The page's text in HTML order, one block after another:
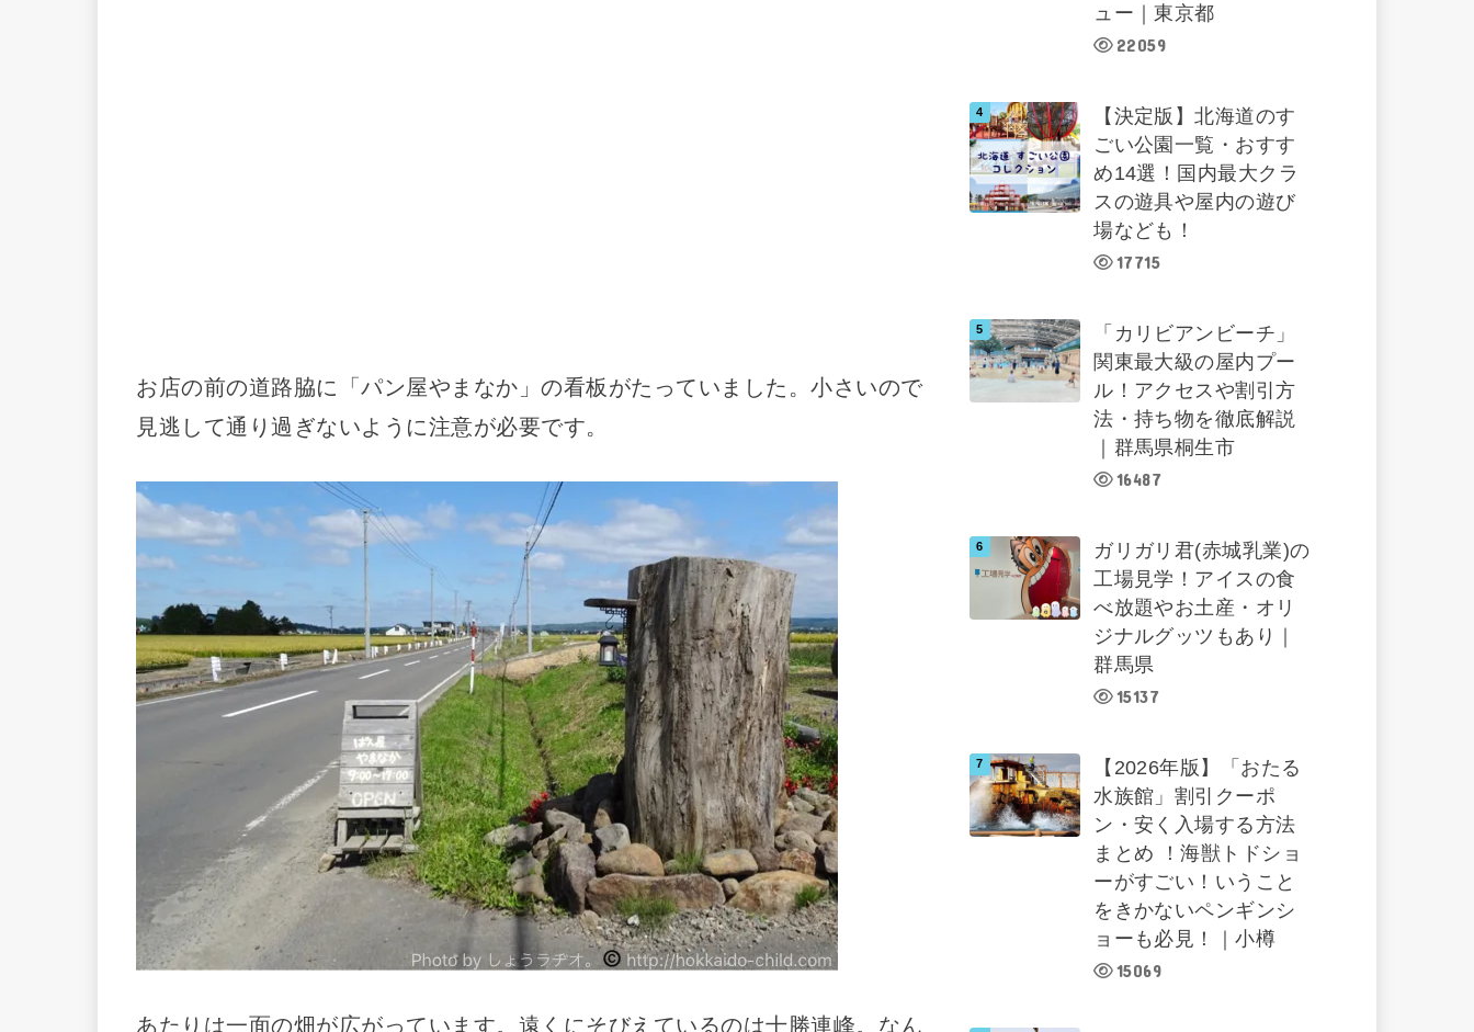
お店の前の道路脇に「パン屋やまなか」の看板がたっていました。小さいので
見逃して通り過ぎないように注意が必要です。
あたりは一面の畑が広がっています。遠くにそびえているのは十勝連峰。なん
ュー｜東京都
22059
【決定版】北海道のす
ごい公園一覧・おすす
め14選！国内最大クラ
スの遊具や屋内の遊び
場なども！
17715
「カリビアンビーチ」
関東最大級の屋内プー
ル！アクセスや割引方
法・持ち物を徹底解説
｜群馬県桐生市
16487
ガリガリ君(赤城乳業)の
工場見学！アイスの食
べ放題やお土産・オリ
ジナルグッツもあり｜
群馬県
15137
【2026年版】「おたる
水族館」割引クーポ
ン・安く入場する方法
まとめ ！海獣トドショ
ーがすごい！いうこと
をきかないペンギンシ
ョーも必見！｜小樽
15069